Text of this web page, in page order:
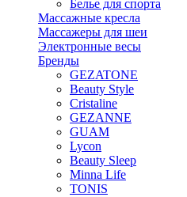
Белье для спорта
Массажные кресла
Массажеры для шеи
Электронные весы
Бренды
GEZATONE
Beauty Style
Cristaline
GEZANNE
GUAM
Lycon
Beauty Sleep
Minna Life
TONIS